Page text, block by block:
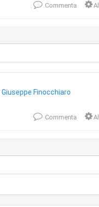
Commenta
Giuseppe Finocchiaro
Commenta